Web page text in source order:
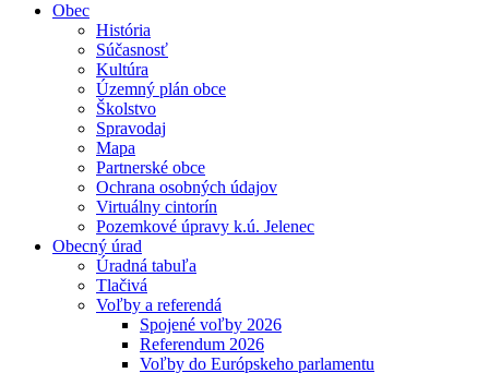
Obec
História
Súčasnosť
Kultúra
Územný plán obce
Školstvo
Spravodaj
Mapa
Partnerské obce
Ochrana osobných údajov
Virtuálny cintorín
Pozemkové úpravy k.ú. Jelenec
Obecný úrad
Úradná tabuľa
Tlačivá
Voľby a referendá
Spojené voľby 2026
Referendum 2026
Voľby do Európskeho parlamentu